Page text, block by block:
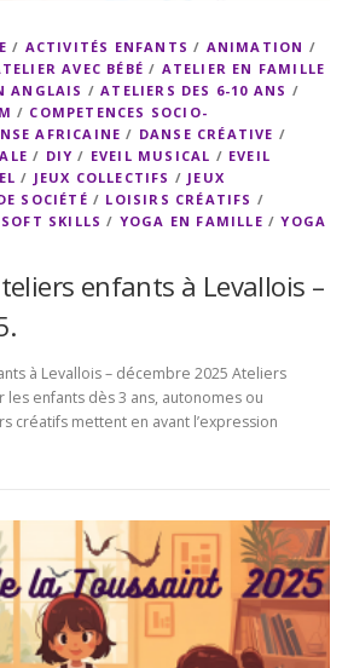
/ ACTIVITÉS ENFANTS / ANIMATION /
AVEC BÉBÉ / ATELIER EN FAMILLE
ANGLAIS /ATELIERS DES 6-10 ANS /
/ COMPETENCES SOCIO-
AFRICAINE / DANSE CRÉATIVE /
/ DIY / EVEIL MUSICAL / EVEIL
/ JEUX COLLECTIFS / JEUX
SOCIÉTÉ / LOISIRS CRÉATIFS /
SOFT SKILLS / YOGA EN FAMILLE /YOGA
enfants à Levallois –
à Levallois – décembre 2025 Ateliers
les enfants dès 3 ans, autonomes ou
créatifs mettent en avant l’expression